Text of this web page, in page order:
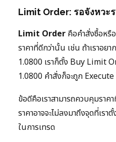
Limit Order: รอจังหวะ
Limit Order คือคำสั่งซื้อหรื
ราคาที่ดีกว่านั้น เช่น ถ้าเราอย
1.0800 เราก็ตั้ง Buy Limit
1.0800 คำสั่งก็จะถูก
ข้อดีคือเราสามารถควบคุมราค
ราคาอาจจะไม่ลงมาถึงจุดที่เรา
ในการเทรด